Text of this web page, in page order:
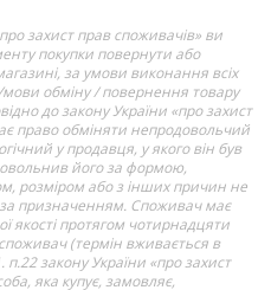
захист прав споживачів» ви
покупки повернути або
за умови виконання всіх
обміну / повернення товару
до закону України «про захист
право обміняти непродовольчий
у продавця, у якого він був
його за формою,
розміром або з інших причин не
призначенням. Споживач має
якості протягом чотирнадцяти
(термін вживається в
п.22 закону України «про захист
яка купує, замовляє,